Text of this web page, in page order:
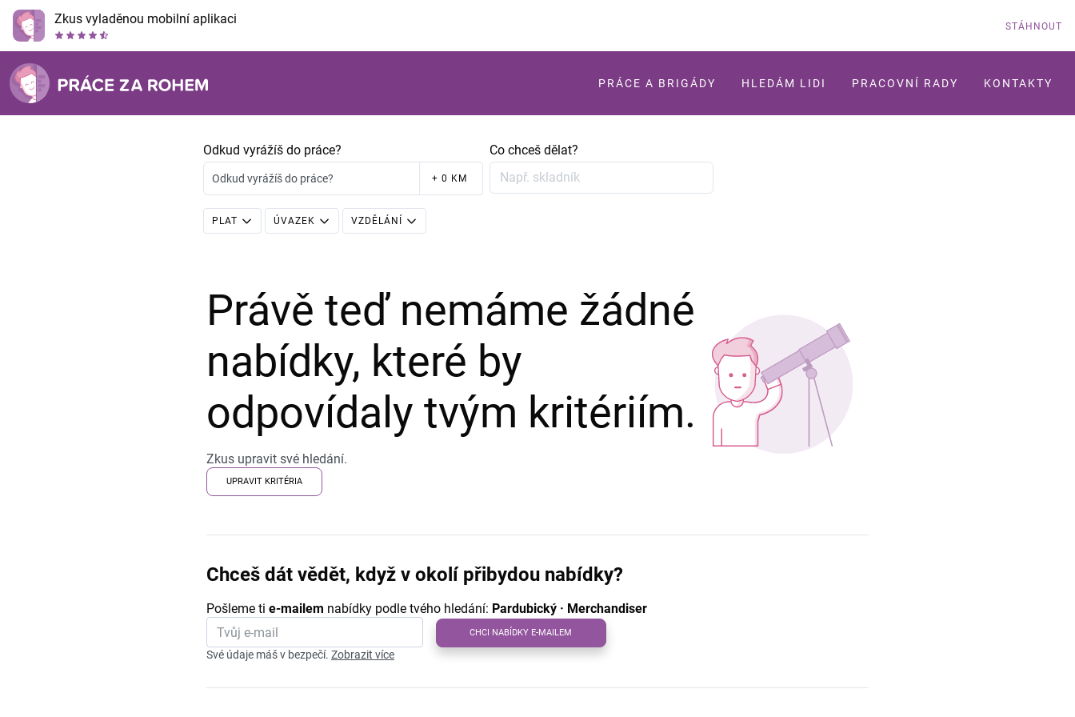
Zkus vyladěnou mobilní aplikaci STÁHNOUT
PRÁCE A BRIGÁDY HLEDÁM LIDI PRACOVNÍ RADY KONTAKTY
Odkud vyrážíš do práce?
Odkud vyrážíš do práce? + 0 KM
Co chceš dělat?
PLAT ÚVAZEK VZDĚLÁNÍ
Právě teď nemáme žádné
nabídky, které by
odpovídaly tvým kritériím.
Zkus upravit své hledání.
UPRAVIT KRITÉRIA
Chceš dát vědět, když v okolí přibydou nabídky?
Pošleme ti e-mailem nabídky podle tvého hledání: Pardubický · Merchandiser
CHCI NABÍDKY E-MAILEM
Své údaje máš v bezpečí. Zobrazit více